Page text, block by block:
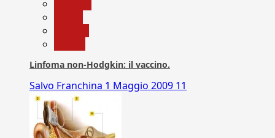
Linfoma non-Hodgkin: il vaccino.
Salvo Franchina 1 Maggio 2009 11